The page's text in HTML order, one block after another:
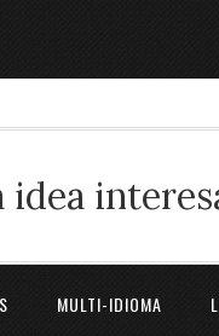
idea
MULTI-IDIOMA